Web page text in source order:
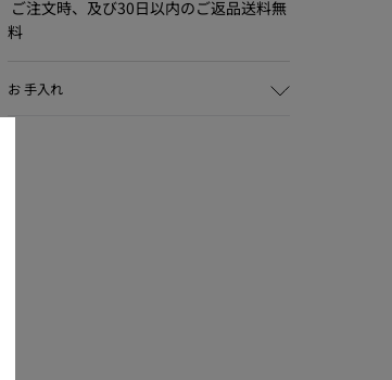
ご注文時、及び30日以内のご返品送料無
料
お 手入れ